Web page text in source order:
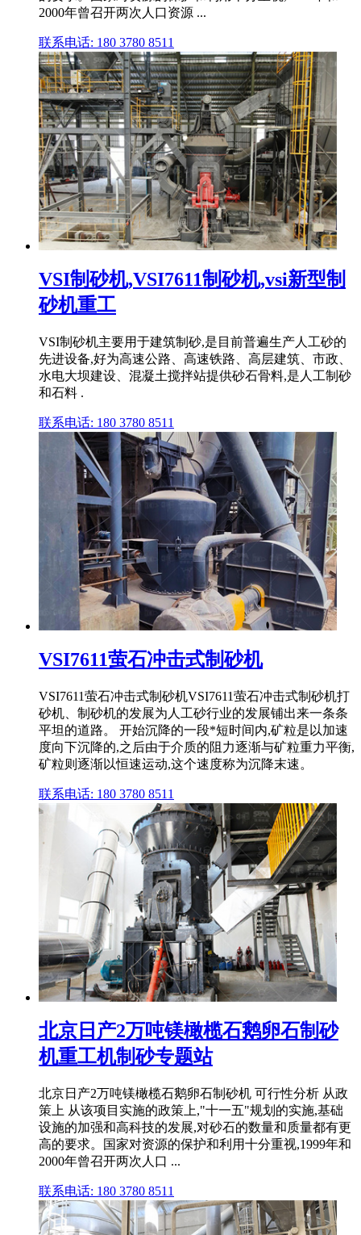
2000年曾召开两次人口资源 ...
联系电话: 180 3780 8511
VSI制砂机,VSI7611制砂机,vsi新型制
砂机重工
VSI制砂机主要用于建筑制砂,是目前普遍生产人工砂的
先进设备,好为高速公路、高速铁路、高层建筑、市政、
水电大坝建设、混凝土搅拌站提供砂石骨料,是人工制砂
和石料 .
联系电话: 180 3780 8511
VSI7611萤石冲击式制砂机
VSI7611萤石冲击式制砂机VSI7611萤石冲击式制砂机打
砂机、制砂机的发展为人工砂行业的发展铺出来一条条
平坦的道路。 开始沉降的一段*短时间内,矿粒是以加速
度向下沉降的,之后由于介质的阻力逐渐与矿粒重力平衡,
矿粒则逐渐以恒速运动,这个速度称为沉降末速。
联系电话: 180 3780 8511
北京日产2万吨镁橄榄石鹅卵石制砂
机重工机制砂专题站
北京日产2万吨镁橄榄石鹅卵石制砂机 可行性分析 从政
策上 从该项目实施的政策上,"十一五"规划的实施,基础
设施的加强和高科技的发展,对砂石的数量和质量都有更
高的要求。国家对资源的保护和利用十分重视,1999年和
2000年曾召开两次人口 ...
联系电话: 180 3780 8511